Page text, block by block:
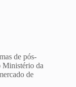
de pós-
Ministério da
de